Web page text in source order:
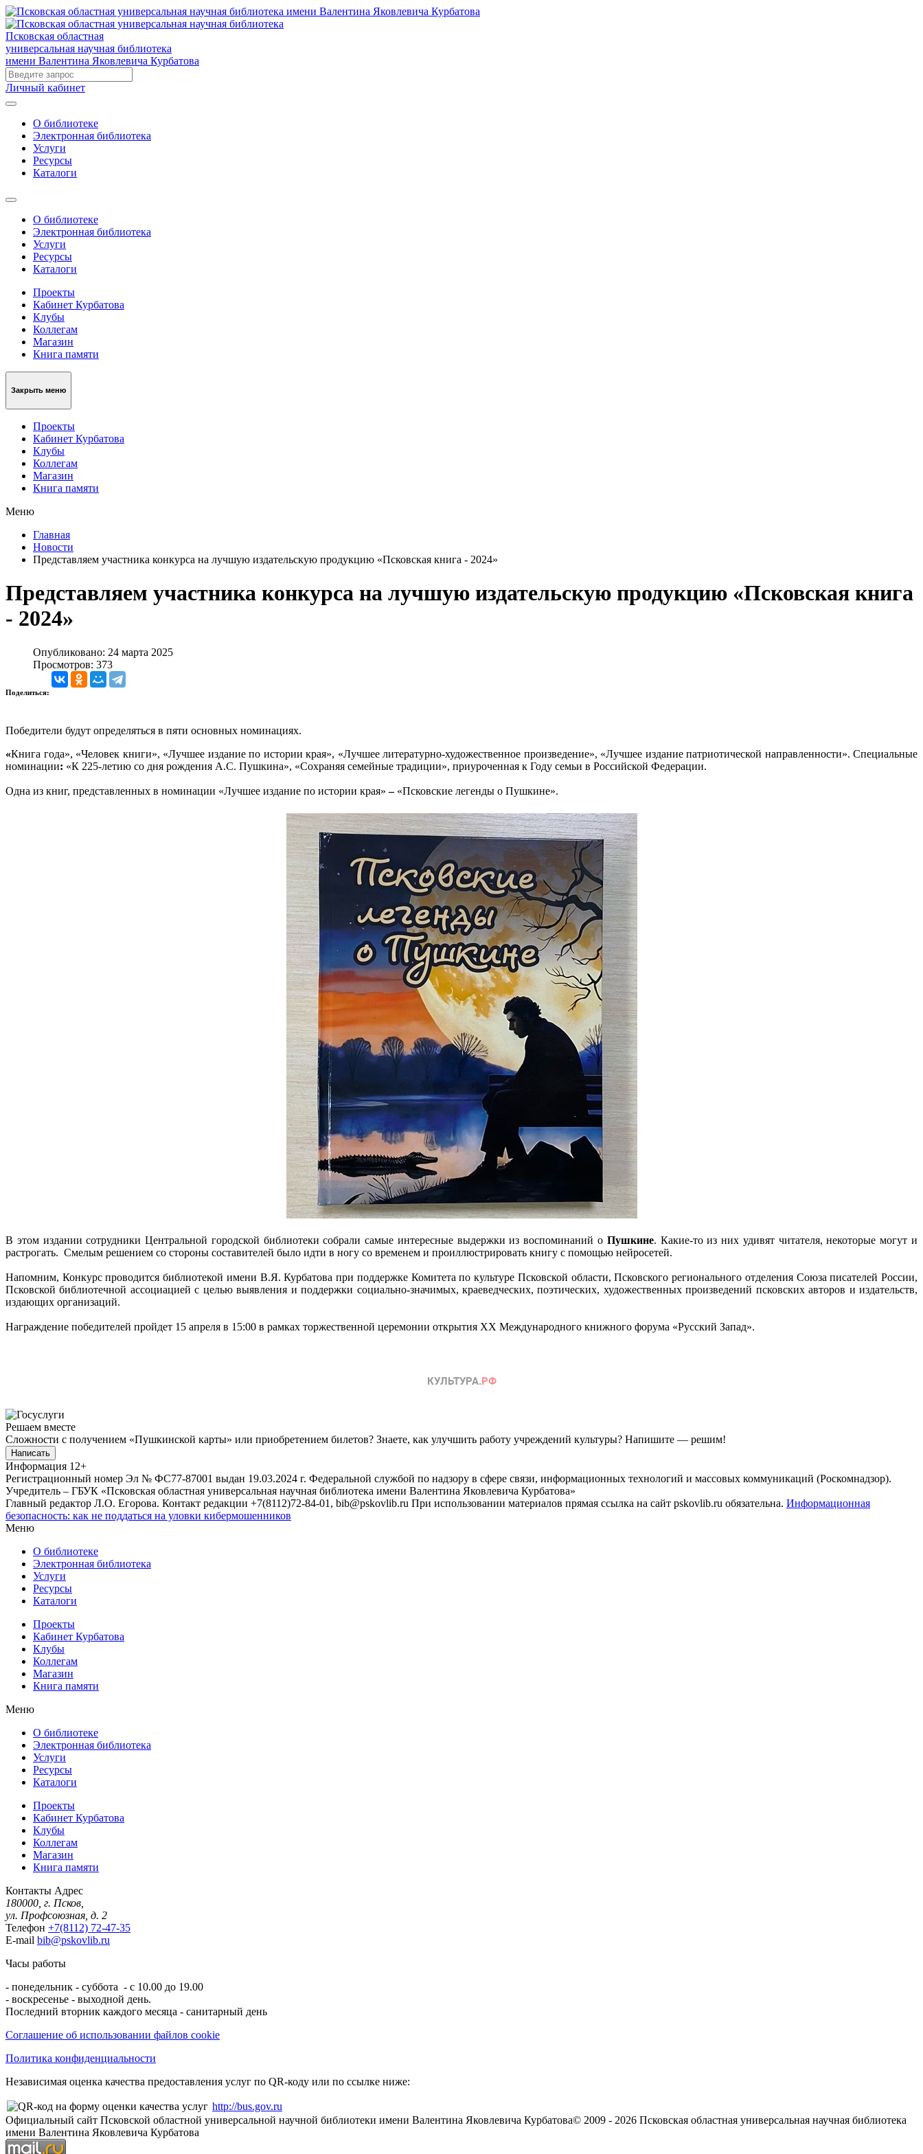
Псковская областная
универсальная научная библиотека
имени Валентина Яковлевича Курбатова
Личный кабинет
О библиотеке
Электронная библиотека
Услуги
Ресурсы
Каталоги
О библиотеке
Электронная библиотека
Услуги
Ресурсы
Каталоги
Проекты
Кабинет Курбатова
Клубы
Коллегам
Магазин
Книга памяти
Закрыть меню
Проекты
Кабинет Курбатова
Клубы
Коллегам
Магазин
Книга памяти
Меню
Главная
Новости
Представляем участника конкурса на лучшую издательскую продукцию «Псковская книга - 2024»
Представляем участника конкурса на лучшую издательскую продукцию «Псковская книга
- 2024»
Опубликовано: 24 марта 2025
Просмотров: 373
Поделиться:
Победители будут определяться в пяти основных номинациях.
«Книга года», «Человек книги», «Лучшее издание по истории края», «Лучшее литературно-художественное произведение», «Лучшее издание патриотической направленности». Специальные
номинации: «К 225-летию со дня рождения А.С. Пушкина», «Сохраняя семейные традиции», приуроченная к Году семьи в Российской Федерации.
Одна из книг, представленных в номинации «Лучшее издание по истории края»–«Псковские легенды о Пушкине».
В этом издании сотрудники Центральной городской библиотеки собрали самые интересные выдержки из воспоминаний о Пушкине. Какие-то из них удивят читателя, некоторые могут и
растрогать. Смелым решением со стороны составителей было идти в ногу со временем и проиллюстрировать книгу с помощью нейросетей.
Напомним, Конкурс проводится библиотекой имени В.Я. Курбатова при поддержке Комитета по культуре Псковской области, Псковского регионального отделения Союза писателей России,
Псковской библиотечной ассоциацией с целью выявления и поддержки социально-значимых, краеведческих, поэтических, художественных произведений псковских авторов и издательств,
издающих организаций.
Награждение победителей пройдет 15 апреля в 15:00 в рамках торжественной церемонии открытия XX Международного книжного форума «Русский Запад».
Решаем вместе
Сложности с получением «Пушкинской карты» или приобретением билетов? Знаете, как улучшить работу учреждений культуры? Напишите — решим!
Написать
Информация 12+
Регистрационный номер Эл № ФС77-87001 выдан 19.03.2024 г. Федеральной службой по надзору в сфере связи, информационных технологий и массовых коммуникаций (Роскомнадзор).
Учредитель – ГБУК «Псковская областная универсальная научная библиотека имени Валентина Яковлевича Курбатова»
Главный редактор Л.О. Егорова. Контакт редакции +7(8112)72-84-01, bib@pskovlib.ru При использовании материалов прямая ссылка на сайт pskovlib.ru обязательна. Информационная
безопасность: как не поддаться на уловки кибермошенников
Меню
О библиотеке
Электронная библиотека
Услуги
Ресурсы
Каталоги
Проекты
Кабинет Курбатова
Клубы
Коллегам
Магазин
Книга памяти
Меню
О библиотеке
Электронная библиотека
Услуги
Ресурсы
Каталоги
Проекты
Кабинет Курбатова
Клубы
Коллегам
Магазин
Книга памяти
Контакты Адрес
180000, г. Псков,
ул. Профсоюзная, д. 2
Телефон +7(8112) 72-47-35
E-mail bib@pskovlib.ru
Часы работы
- понедельник - суббота - с 10.00 до 19.00
- воскресенье - выходной день.
Последний вторник каждого месяца - санитарный день
Соглашение об использовании файлов cookie
Политика конфиденциальности
Независимая оценка качества предоставления услуг по QR-коду или по ссылке ниже:
http://bus.gov.ru
Официальный сайт Псковской областной универсальной научной библиотеки имени Валентина Яковлевича Курбатова© 2009 - 2026 Псковская областная универсальная научная библиотека
имени Валентина Яковлевича Курбатова